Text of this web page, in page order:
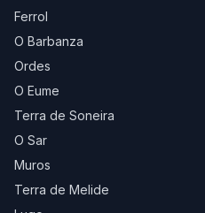
Ferrol
O Barbanza
Ordes
O Eume
Terra de Soneira
O Sar
Muros
Terra de Melide